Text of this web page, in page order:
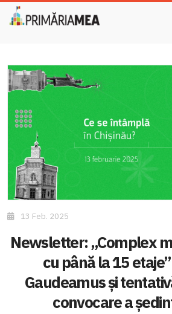
13 Feb. 2025
Newsletter: „Complex
cu până la 15
Gaudeamus și
convocare a